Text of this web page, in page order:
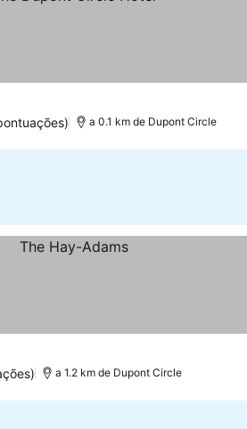
a 0.1 km de Dupont Circle
a 1.2 km de Dupont Circle